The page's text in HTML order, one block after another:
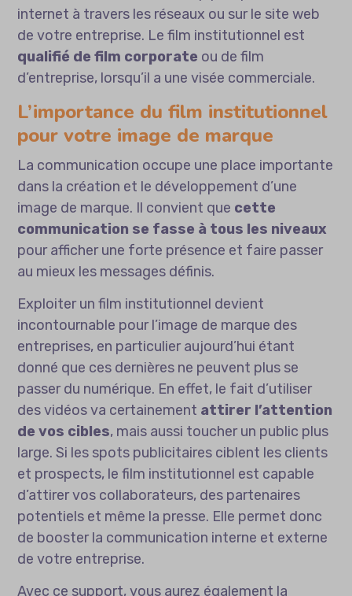
internet à travers les réseaux ou sur le site web
de votre entreprise. Le film institutionnel est
qualifié de film corporate ou de film
d’entreprise, lorsqu’il a une visée commerciale.
L’importance du film institutionnel
pour votre image de marque
La communication occupe une place importante
dans la création et le développement d’une
image de marque. Il convient que cette
communication se fasse à tous les niveaux
pour afficher une forte présence et faire passer
au mieux les messages définis.
Exploiter un film institutionnel devient
incontournable pour l’image de marque des
entreprises, en particulier aujourd’hui étant
donné que ces dernières ne peuvent plus se
passer du numérique. En effet, le fait d’utiliser
des vidéos va certainement attirer l’attention
de vos cibles, mais aussi toucher un public plus
large. Si les spots publicitaires ciblent les clients
et prospects, le film institutionnel est capable
d’attirer vos collaborateurs, des partenaires
potentiels et même la presse. Elle permet donc
de booster la communication interne et externe
de votre entreprise.
Avec ce support, vous aurez également la